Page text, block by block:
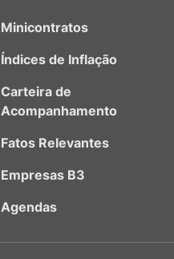
Minicontratos
Índices de Inflação
Carteira de
Acompanhamento
Fatos Relevantes
Empresas B3
Agendas